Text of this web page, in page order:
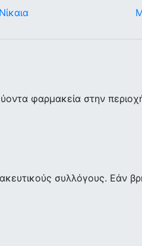
Νίκαια
φαρμακεία στην
συλλόγους. Εάν